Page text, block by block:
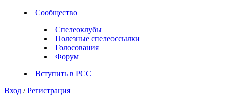
Сообщество
Спелеоклубы
Полезные спелеоссылки
Голосования
Форум
Вступить в РСС
Вход / Регистрация